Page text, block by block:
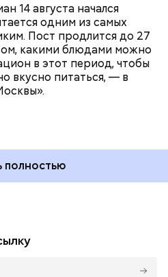
14 августа начался
одним из самых
Пост продлится до 27
какими блюдами можно
в этот период, чтобы
вкусно питаться, — в
полностью